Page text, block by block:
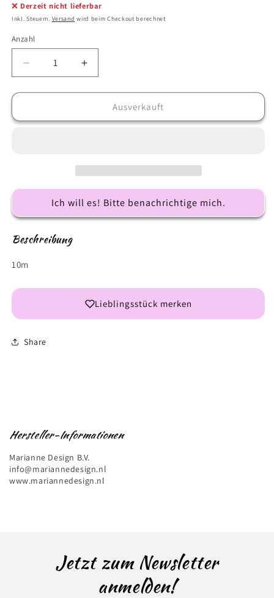
❌ Derzeit nicht lieferbar
Inkl. Steuern. Versand wird beim Checkout berechnet
Anzahl
Anzahl
Verringere
die
Menge
Decorations
Erhöhe
die
Menge
Decorations
Ausverkauft
Ich will es! Bitte benachrichtige mich.
Beschreibung
10m
Lieblingsstück merken
Share
Hersteller-Informationen
Marianne Design B.V.
info@mariannedesign.nl
www.mariannedesign.nl
Jetzt zum Newsletter
anmelden!